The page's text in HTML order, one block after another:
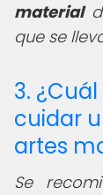
material
que se
3.
cuidar
artes
Se